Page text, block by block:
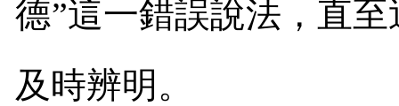
德”這一錯誤說法，直
及時辨明。